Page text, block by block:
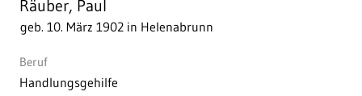
Räuber, Paul
geb. 10. März 1902 in Helenabrunn
Beruf
Handlungsgehilfe